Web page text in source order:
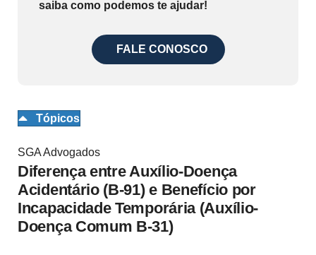
saiba como podemos te ajudar!
FALE CONOSCO
Tópicos
SGA Advogados
Diferença entre Auxílio-Doença
Acidentário (B-91) e Benefício por
Incapacidade Temporária (Auxílio-
Doença Comum B-31)